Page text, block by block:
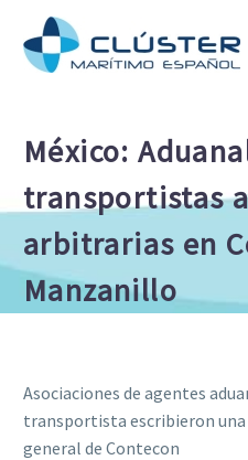
México:
transportistas
arbitrarias en
Manzanillo
Asociaciones de agentes
transportista escribieron
general de Contecon